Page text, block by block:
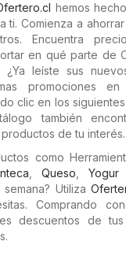
hemos
ti. Comienza a
Encuentra
en qué parte de
¿Ya leíste sus
promociones
clic en los
también
de tu interés.
como
Queso Yogur
Utiliza
Comprando
descuentos de tus